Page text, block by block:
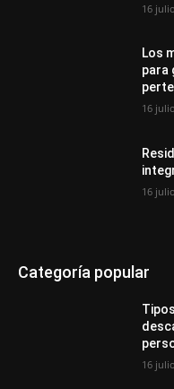
16
Los
para
16
16
Categoría popular
16